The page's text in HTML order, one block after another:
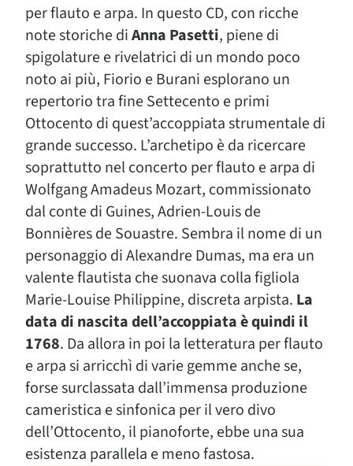
per flauto e arpa. In questo CD, con ricche
note storiche diAnna Pasetti, piene di
spigolature e rivelatrici di un mondo poco
noto ai più, Fiorio e Burani esplorano un
repertorio tra fine Settecento e primi
Ottocento di quest’accoppiata strumentale di
grande successo. L’archetipo è da ricercare
soprattutto nel concerto per flauto e arpa di
Wolfgang Amadeus Mozart, commissionato
dal conte di Guines, Adrien-Louis de
Bonnières de Souastre. Sembra il nome di un
personaggio di Alexandre Dumas, ma era un
valente flautista che suonava colla figliola
Marie-Louise Philippine, discreta arpista. La
data di nascita dell’accoppiata è quindi il
1768. Da allora in poi la letteratura per flauto
e arpa si arricchì di varie gemme anche se,
forse surclassata dall’immensa produzione
cameristica e sinfonica per il vero divo
dell’Ottocento, il pianoforte, ebbe una sua
esistenza parallela e meno fastosa.